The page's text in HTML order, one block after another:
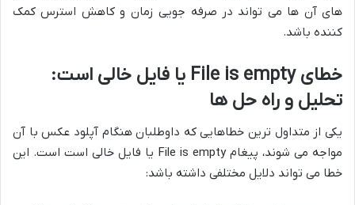
های آن ها می تواند در صرفه جویی زمان و کاهش استرس کمک
کننده باشد.
خطای File is empty یا فایل خالی است:
تحلیل و راه حل ها
یکی از متداول ترین خطاهایی که داوطلبان هنگام آپلود عکس با آن
مواجه می شوند، پیغام File is empty یا فایل خالی است است. این
خطا می تواند دلایل مختلفی داشته باشد: